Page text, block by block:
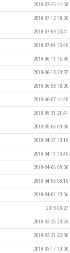
2018-07-25 14:58
2018-07-12 18:00
2018-07-09 23:41
2018-07-04 15:46
2018-06-11 16:30
2018-06-10 20:37
2018-06-08 18:00
2018-06-07 14:40
2018-05-31 21:41
2018-05-06 09:30
2018-04-27 13:10
2018-04-11 13:45
2018-04-06 08:30
2018-04-06 08:10
2018-04-01 23:36
2018-03-27
2018-03-25 23:55
2018-03-21 22:30
2018-03-17 10:00